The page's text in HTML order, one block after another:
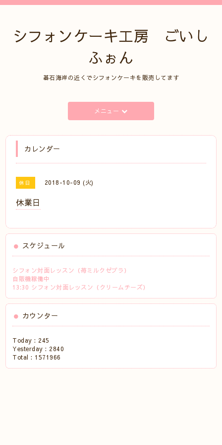
シフォンケーキ工房 ごいし
ふぉん
碁石海岸の近くでシフォンケーキを販売してます
メニュー
カレンダー
休日 2018-10-09 (火)
休業日
スケジュール
シフォン対面レッスン（苺ミルクゼブラ）
自販機稼働中
13:30 シフォン対面レッスン（クリームチーズ）
カウンター
Today : 245
Yesterday : 2840
Total : 1571966